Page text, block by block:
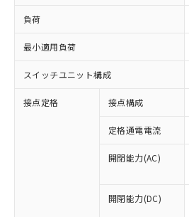
負荷
最小適用負荷
スイッチユニット構成
接点定格 接点構成
定格通電電流
開閉能力(AC)
開閉能力(DC)
ご利用条件
対応済み：EU RoHS指
非含有に対応した製品が提
対応予定：EU RoHS指令
有に対応した製品に切り替